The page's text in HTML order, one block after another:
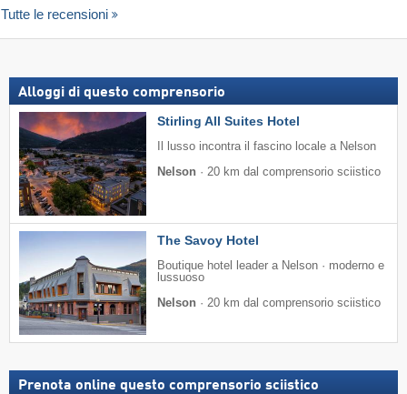
Tutte le recensioni
Alloggi di questo comprensorio
Stirling All Suites Hotel
Il lusso incontra il fascino locale a Nelson
Nelson · 20 km dal comprensorio sciistico
The Savoy Hotel
Boutique hotel leader a Nelson · moderno e
lussuoso
Nelson · 20 km dal comprensorio sciistico
Prenota online questo comprensorio sciistico